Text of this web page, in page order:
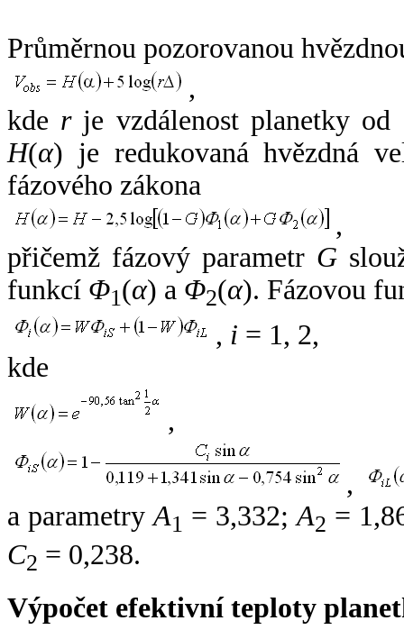
Průměrnou pozorovanou
,
kde rje vzdálenost planetky od
H(α) je redukovaná hvězdná
fázového zákona
,
přičemž fázový parametr G
funkcí Φ1(α) a Φ2(α). Fázovou
, i = 1, 2,
kde
,
,
a parametryA1 = 3,332;A2 =
C2 = 0,238.
Výpočet efektivní teploty